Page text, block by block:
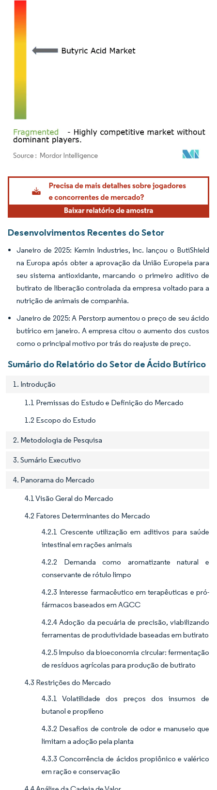
Imagem © Mordor Intelligence. O reuso requer atribuição conforme CC BY 4.0.
Desenvolvimentos Recentes do Setor
Janeiro de 2025: Kemin Industries, Inc. lançou o ButiShield
na Europa após obter a aprovação da União Europeia para
seu sistema antioxidante, marcando o primeiro aditivo de
butirato de liberação controlada da empresa voltado para a
nutrição de animais de companhia.
Janeiro de 2025: A Perstorp aumentou o preço de seu ácido
butírico em janeiro. A empresa citou o aumento dos custos
como o principal motivo por trás do reajuste de preço.
Sumário do Relatório do Setor de Ácido Butírico
1. Introdução
1.1 Premissas do Estudo e Definição do Mercado
1.2 Escopo do Estudo
2. Metodologia de Pesquisa
3. Sumário Executivo
4. Panorama do Mercado
4.1 Visão Geral do Mercado
4.2 Fatores Determinantes do Mercado
4.2.1 Crescente utilização em aditivos para saúde
intestinal em rações animais
4.2.2 Demanda como aromatizante natural e
conservante de rótulo limpo
4.2.3 Interesse farmacêutico em terapêuticas e pró-
fármacos baseados em AGCC
4.2.4 Adoção da pecuária de precisão, viabilizando
ferramentas de produtividade baseadas em butirato
4.2.5 Impulso da bioeconomia circular: fermentação
de resíduos agrícolas para produção de butirato
4.3 Restrições do Mercado
4.3.1 Volatilidade dos preços dos insumos de
butanol e propileno
4.3.2 Desafios de controle de odor e manuseio que
limitam a adoção pela planta
4.3.3 Concorrência de ácidos propiônico e valérico
em ração e conservação